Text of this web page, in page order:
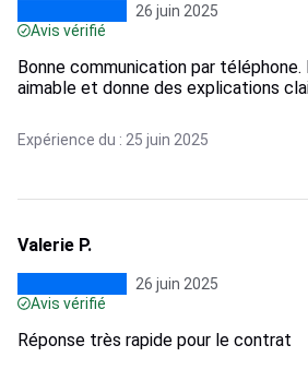
26 juin 2025
Avis vérifié
Bonne communication par téléphone.
aimable et donne des explications
Expérience du : 25 juin 2025
Valerie P.
26 juin 2025
Avis vérifié
Réponse très rapide pour le contrat